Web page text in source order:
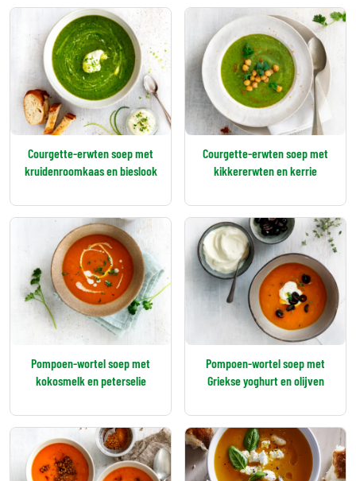
Courgette-erwten soep met
kruidenroomkaas en bieslook
Courgette-erwten soep met
kikkererwten en kerrie
Pompoen-wortel soep met
kokosmelk en peterselie
Pompoen-wortel soep met
Griekse yoghurt en olijven